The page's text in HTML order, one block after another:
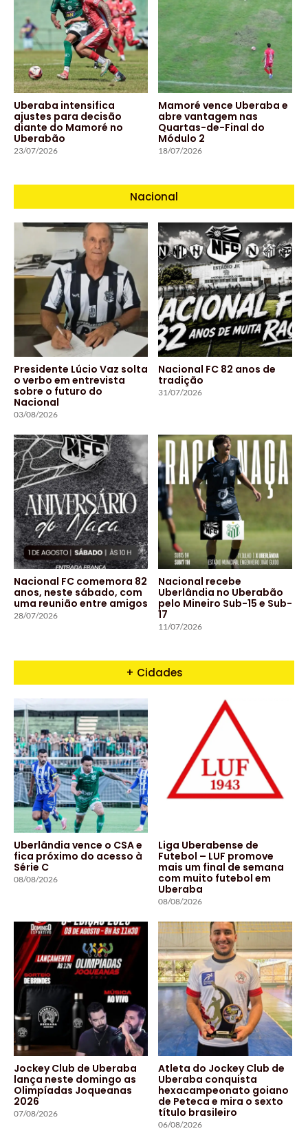
Uberaba intensifica
ajustes para decisão
diante do Mamoré no
Uberabão
23/07/2026
Mamoré vence Uberaba e
abre vantagem nas
Quartas-de-Final do
Módulo 2
18/07/2026
Nacional
Presidente Lúcio Vaz solta
o verbo em entrevista
sobre o futuro do
Nacional
03/08/2026
Nacional FC 82 anos de
tradição
31/07/2026
Nacional FC comemora 82
anos, neste sábado, com
uma reunião entre amigos
28/07/2026
Nacional recebe
Uberlândia no Uberabão
pelo Mineiro Sub-15 e Sub-
17
11/07/2026
+ Cidades
Uberlândia vence o CSA e
fica próximo do acesso à
Série C
08/08/2026
Liga Uberabense de
Futebol – LUF promove
mais um final de semana
com muito futebol em
Uberaba
08/08/2026
Jockey Club de Uberaba
lança neste domingo as
Olimpíadas Joqueanas
2026
07/08/2026
Atleta do Jockey Club de
Uberaba conquista
hexacampeonato goiano
de Peteca e mira o sexto
título brasileiro
06/08/2026